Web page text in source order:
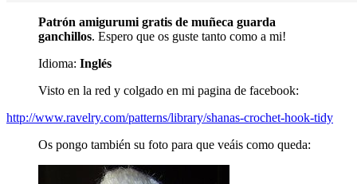
Patrón amigurumi gratis de muñeca guarda
ganchillos. Espero que os guste tanto como a mi!
Idioma: Inglés
Visto en la red y colgado en mi pagina de facebook:
http://www.ravelry.com/patterns/library/shanas-crochet-hook-tidy
Os pongo también su foto para que veáis como queda: